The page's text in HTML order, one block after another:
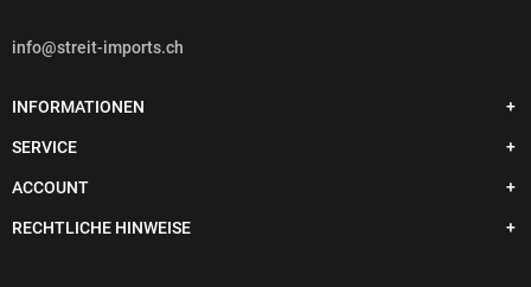
info@streit-imports.ch
INFORMATIONEN
SERVICE
ACCOUNT
RECHTLICHE HINWEISE